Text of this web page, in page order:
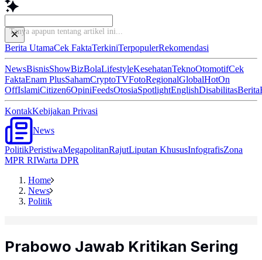
Tanya apapun tentang ar
Berita UtamaCek FaktaTerkiniTerpopulerRekomendasi
NewsBisnisShowBizBolaLifestyleKesehatanTeknoOtomotifCek
FaktaEnam PlusSahamCryptoTVFotoRegionalGlobalHotOn
OffIslamiCitizen6OpiniFeedsOtosiaSpotlightEnglishDisabilitasBerita
KontakKebijakan Privasi
News
PolitikPeristiwaMegapolitanRajutLiputan KhususInfografisZona
MPR RIWarta DPR
Home
News
Politik
Prabowo Jawab Kritikan Sering